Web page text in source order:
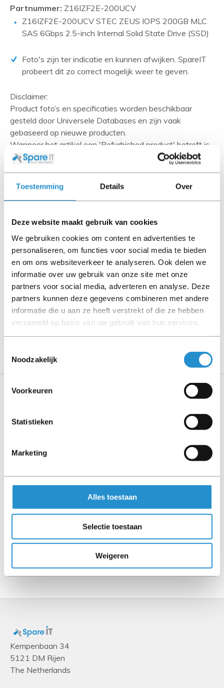
Toestemming Details Over
Deze website maakt gebruik van cookies
We gebruiken cookies om content en advertenties te
personaliseren, om functies voor social media te bieden
en om ons websiteverkeer te analyseren. Ook delen we
informatie over uw gebruik van onze site met onze
partners voor social media, adverteren en analyse. Deze
partners kunnen deze gegevens combineren met andere
informatie die u aan ze heeft verstrekt of die ze hebben
verzameld op basis van uw gebruik van hun services.
Noodzakelijk
Voorkeuren
Statistieken
Marketing
Alles toestaan
Selectie toestaan
Weigeren
Partnummer: Z16IZF2E-200UCV
Z16IZF2E-200UCV STEC ZEUS IOPS 200GB MLC
SAS 6Gbps 2.5-inch Internal Solid State Drive (SSD)
Foto's zijn ter indicatie en kunnen afwijken. SpareIT
probeert dit zo correct mogelijk weer te geven.
Disclaimer:
Product foto’s en specificaties worden beschikbaar
gesteld door Universele Databases en zijn vaak
gebaseerd op nieuwe producten.
Wanneer het artikel een 'Refurbished product' betreft is
deze door ons getest en heeft het een A-grade conditie
kabels, software media en handleidingen niet inbegrepen
(tenzij anders aangegeven).
Let goed op de productbeschrijving en neem bij vragen
Omschrijving
Toon meer
LET OP: Op refurbished producten geldt een
Prestatie
Solid State Drive (SSD) interfaces
SAS
SSD Opslagcapaciteit
200 GB
Toon meer
Kempenbaan 34
5121 DM Rijen
The Netherlands